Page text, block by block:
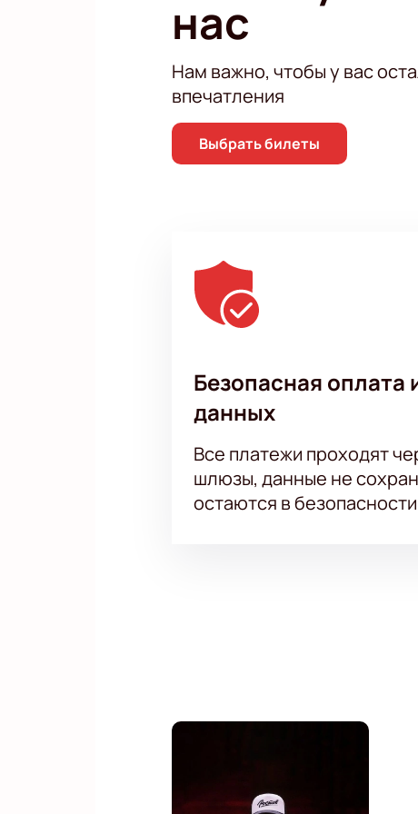
Не упустите возможность
эмоций и насладитесь этим
покупку и станьте одним из
нас
Нам важно, чтобы у вас
впечатления
Выбрать билеты
Безопасная оплата
данных
Все платежи проходят
шлюзы, данные не
остаются в